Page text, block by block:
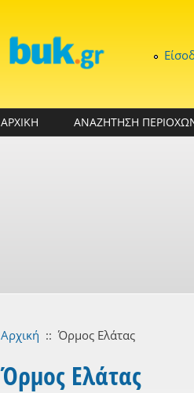
ΑΡΧΙΚΗ ΑΝΑΖΗΤΗΣΗ
Αρχική :: Όρμος Ελάτας
Όρμος Ελάτας